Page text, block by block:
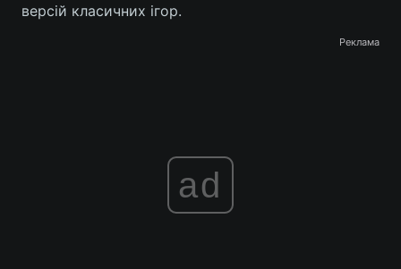
версій класичних ігор.
Реклама
ad